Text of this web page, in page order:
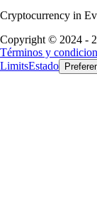
Cryptocurrency in
Copyright © 2024 -
Términos y
LimitsEstado